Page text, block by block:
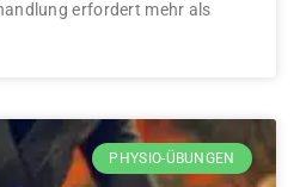
erfordert mehr als
PHYSIO-ÜBUNGEN